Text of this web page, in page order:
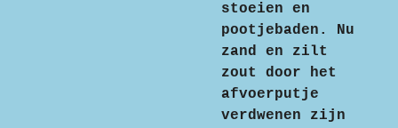
stoeien en
pootjebaden. Nu
zand en zilt
zout door het
afvoerputje
verdwenen zijn